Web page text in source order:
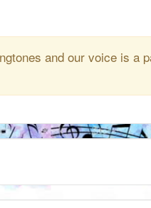
and our voice is a